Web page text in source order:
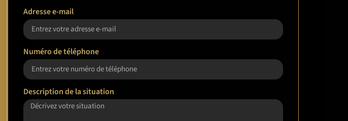
Adresse e-mail
Numéro de téléphone
Description de la situation